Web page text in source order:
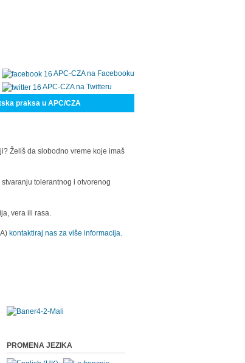
APC-CZA na Facebooku
APC-CZA na Twitteru
praksa u APC/CZA
Želiš da slobodno vreme koje imaš
tolerantnog i otvorenog
vera ili rasa.
kontaktiraj nas za više informacija.
PROMENA JEZIKA